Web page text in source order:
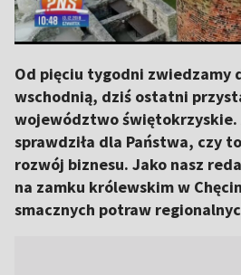
Od pięciu tygodni zwiedzamy
wschodnią, dziś ostatni
województwo świętokrzyskie.
sprawdziła dla Państwa, czy
rozwój biznesu. Jako nasz
na zamku królewskim w
smacznych potraw